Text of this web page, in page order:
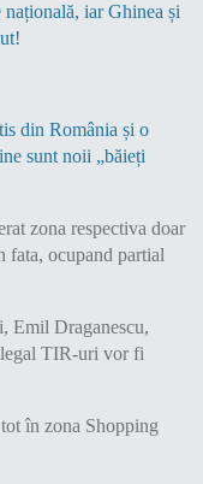
iar Ghinea și
din România și o
sunt noii „băieți
zona respectiva doar
fata, ocupand partial
Emil Draganescu,
TIR-uri vor fi
în zona Shopping